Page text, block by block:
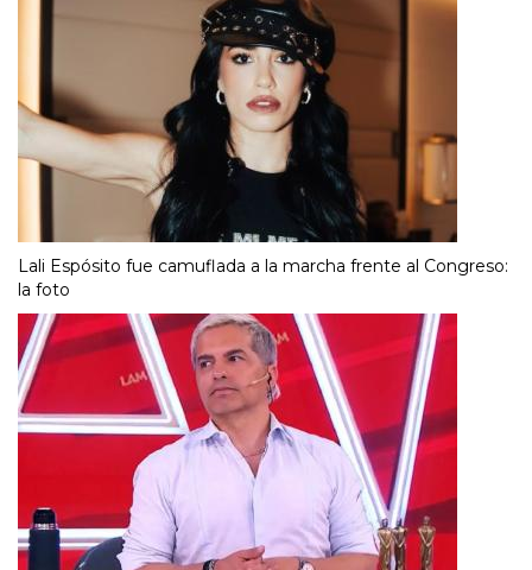
Lali Espósito fue camuflada a la marcha frente al Congreso:
la foto